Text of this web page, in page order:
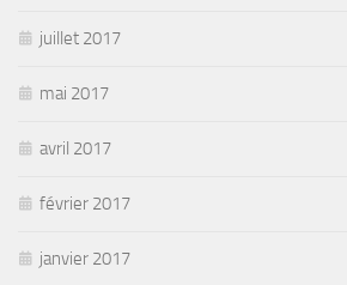
juillet 2017
mai 2017
avril 2017
février 2017
janvier 2017